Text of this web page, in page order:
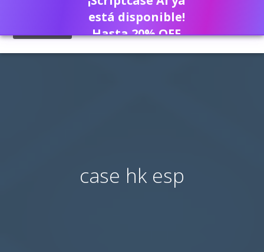
case hk esp
está disponible!
Hasta 20% OFF